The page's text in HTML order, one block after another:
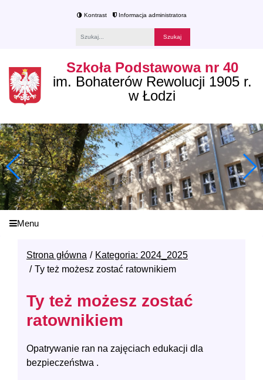
Kontrast Informacja administratora
Szkoła Podstawowa nr 40
im. Bohaterów Rewolucji 1905 r.
w Łodzi
Menu
Strona główna
Kategoria: 2024_2025
Ty też możesz zostać ratownikiem
Ty też możesz zostać
ratownikiem
Opatrywanie ran na zajęciach edukacji dla
bezpieczeństwa .